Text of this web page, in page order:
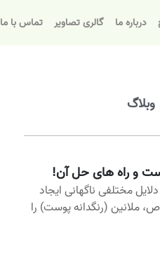
درباره ما گالری تصاویر تماس با ما
وبلاگ
و راه های حل آن!
مختلفی ناگهانی ایجاد
ملانین (رنگدانه پوست) را